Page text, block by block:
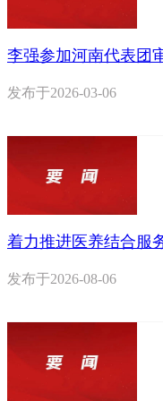
李强参加河南代表团
发布于2026-03-06
着力推进医养结合服
发布于2026-08-06